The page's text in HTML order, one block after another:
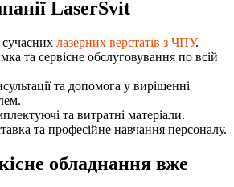
LaserSvit
лазерних верстатів з ЧПУ.
та сервісне обслуговування по всій
та допомога у вирішенні
та витратні матеріали.
та професійне навчання персоналу.
обладнання вже